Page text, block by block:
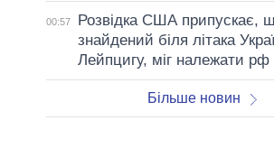
00:57
Розвідка США припускає,
знайдений біля літака
Лейпцигу, міг належати рф
Більше новин